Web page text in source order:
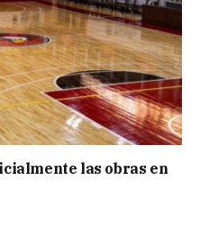
las obras en